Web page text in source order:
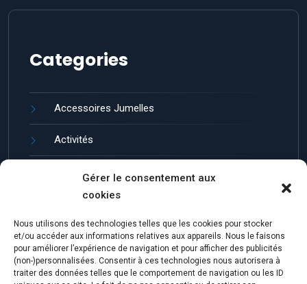
Gérer le consentement aux
cookies
Nous utilisons des technologies telles que les cookies pour stocker
et/ou accéder aux informations relatives aux appareils. Nous le faisons
pour améliorer l’expérience de navigation et pour afficher des publicités
(non-)personnalisées. Consentir à ces technologies nous autorisera à
traiter des données telles que le comportement de navigation ou les ID
Categories
Accessoires Jumelles
Activités
Guides et entretien
Marques de Jumelles